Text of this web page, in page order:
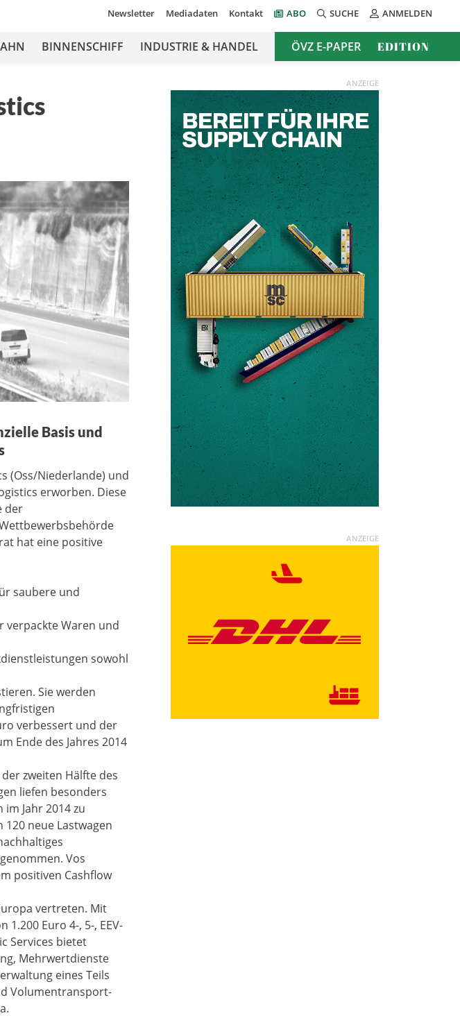
Newsletter Mediadaten Kontakt ABO SUCHE ANMELDEN
BINNENSCHIFF INDUSTRIE & HANDEL ÖVZ E-PAPER EDITION
Basis und
(Oss/Niederlande) und
erworben. Diese
der
hat eine positive
saubere und
verpackte Waren und
sowohl
Sie werden
verbessert und der
Ende des Jahres 2014
zweiten Hälfte des
liefen besonders
Jahr 2014 zu
neue Lastwagen
Vos
positiven Cashflow
vertreten. Mit
Euro 4-, 5-, EEV-
Services bietet
Mehrwertdienste
eines Teils
Volumentransport-
ANZEIGE
ANZEIGE